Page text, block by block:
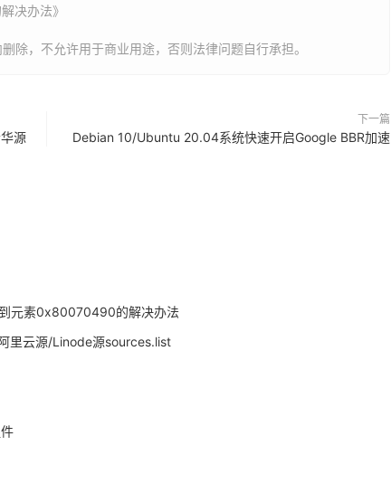
决办法》
除，不允许用于商业用途，否则法律问题自行承担。
源
下一篇
Debian 10/Ubuntu 20.04系统快速开启Google BBR加速
元素0x80070490的解决办法
里云源/Linode源sources.list